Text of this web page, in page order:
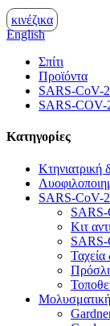
κινέζικα
English
Σπίτι
Προϊόντα
SARS-CoV-2
SARS-COV-
Κατηγορίες
Κτηνιατρική
SARS-CoV-2
Κιτ